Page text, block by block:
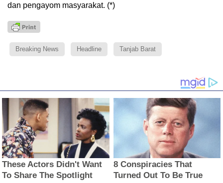
dan pengayom masyarakat. (*)
Breaking News Headline Tanjab Barat